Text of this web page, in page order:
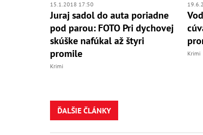
15.1.2018 17:50
Juraj sadol do auta poriadne
pod parou: FOTO Pri dychovej
skúške nafúkal až štyri
promile
Krimi
Krimi
ĎALŠIE ČLÁNKY